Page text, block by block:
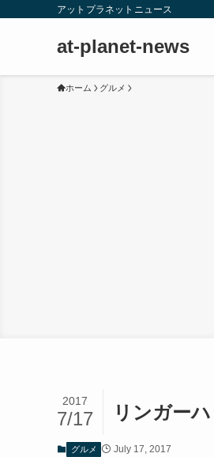
アットプラネットニュース
at-planet-news
ホーム グルメ
リンガー
2017
7/17
グルメ July 17, 2017